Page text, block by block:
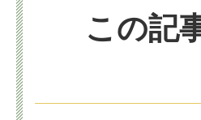
この記